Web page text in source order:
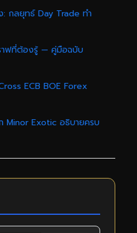
กลยุทธ์ Day Trade ทำ
าฟที่ต้องรู้ — คู่มือฉบับ
ECB BOE Forex
Minor Exotic อธิบายครบ